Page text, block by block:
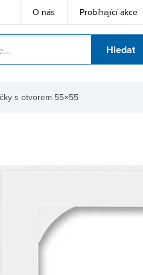
O nás Probíhající akce
Hledat
s otvorem 55×55